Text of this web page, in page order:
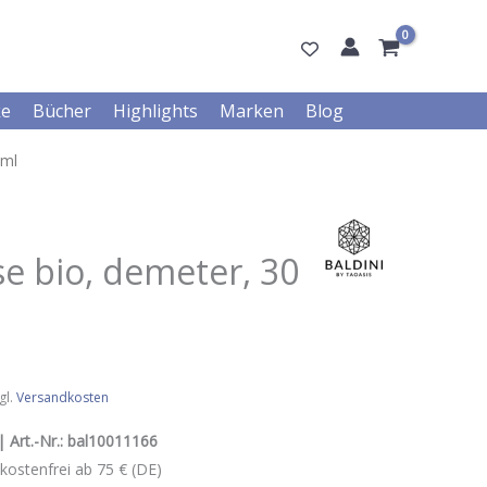
Bücher Highlights Marken Blog
bio, demeter, 30
Versandkosten
Art.-Nr.: bal10011166
ab 75 € (DE)